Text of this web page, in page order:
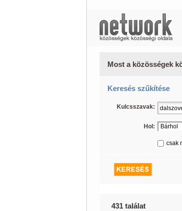
Most a közösségek
Keresés szűkítése
Kulcsszavak:
Hol:
csak
431 találat